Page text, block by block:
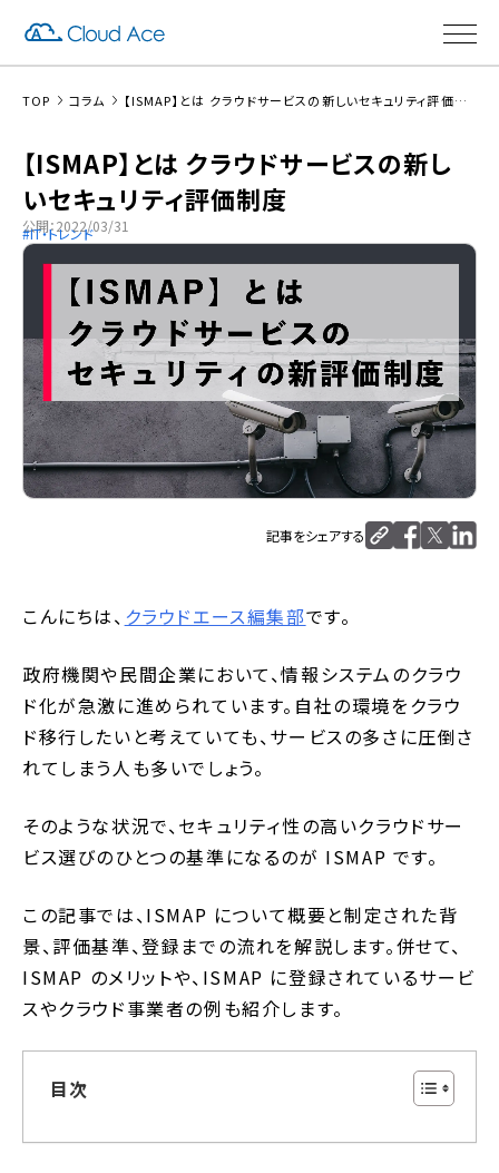
TOP コラム 【ISMAP】とは クラウドサービスの新しいセキュリティ評価制度
【ISMAP】とは クラウドサービスの新し
いセキュリティ評価制度
公開：2022/03/31
IT・トレンド
記事をシェアする
こんにちは、 クラウドエース編集部です。
政府機関や民間企業において、情報システムのクラウ
ド化が急激に進められています。自社の環境をクラウ
ド移行したいと考えていても、サービスの多さに圧倒さ
れてしまう人も多いでしょう。
そのような状況で、セキュリティ性の高いクラウドサー
ビス選びのひとつの基準になるのが ISMAP です。
この記事では、ISMAP について概要と制定された背
景、評価基準、登録までの流れを解説します。併せて、
ISMAP のメリットや、ISMAP に登録されているサービ
スやクラウド事業者の例も紹介します。
目次